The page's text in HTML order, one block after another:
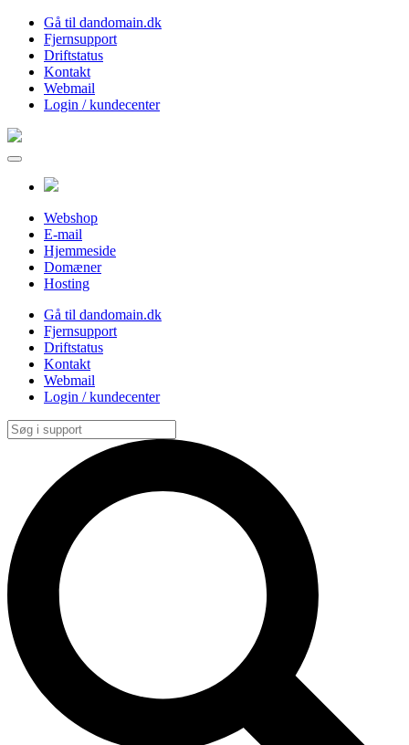
Gå til dandomain.dk
Fjernsupport
Driftstatus
Kontakt
Webmail
Login / kundecenter
Webshop
E-mail
Hjemmeside
Domæner
Hosting
Gå til dandomain.dk
Fjernsupport
Driftstatus
Kontakt
Webmail
Login / kundecenter